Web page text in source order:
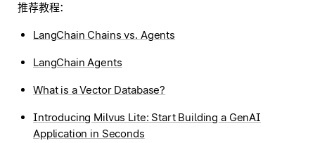
推荐教程：
LangChain Chains vs. Agents
LangChain Agents
What is a Vector Database?
Introducing Milvus Lite: Start Building a GenAI
Application in Seconds